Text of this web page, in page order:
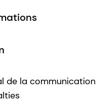
de la